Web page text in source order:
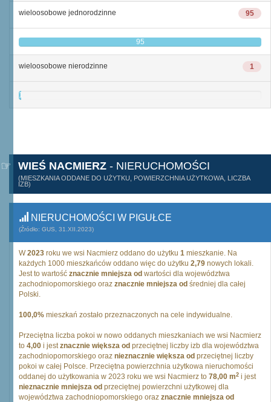
95
wieloosobowe jednorodzinne
95
1
wieloosobowe nierodzinne
1
WIEŚ NACMIERZ - NIERUCHOMOŚCI
(MIESZKANIA ODDANE DO UŻYTKU, POWIERZCHNIA UŻYTKOWA, LICZBA
IZB)
NIERUCHOMOŚCI W PIGUŁCE
(Źródło: GUS, 31.XII.2023)
W2023 roku we wsi Nacmierz oddano do użytku 1 mieszkanie. Na
każdych 1000 mieszkańców oddano więc do użytku 2,79 nowych lokali.
Jest to wartość znacznie mniejsza od wartości dla województwa
zachodniopomorskiego oraz znacznie mniejsza od średniej dla całej
Polski.
100,0% mieszkań zostało przeznaczonych na cele indywidualne.
Przeciętna liczba pokoi w nowo oddanych mieszkaniach we wsi Nacmierz
to 4,00 i jestznacznie większa od przeciętnej liczby izb dla województwa
zachodniopomorskiego oraz nieznacznie większa od przeciętnej liczby
pokoi w całej Polsce. Przeciętna powierzchnia użytkowa nieruchomości
oddanej do użytkowania w 2023 roku we wsi Nacmierz to 78,00 m2 i jest
nieznacznie mniejsza od przeciętnej powierzchni użytkowej dla
województwa zachodniopomorskiego oraz znacznie mniejsza od